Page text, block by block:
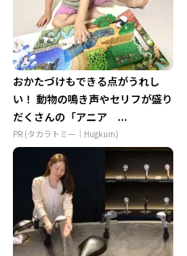
おかたづけもできる点がうれし
い！ 動物の鳴き声やセリフが盛り
だくさんの「アニア ...
PR (タカラトミー｜Hugkum)